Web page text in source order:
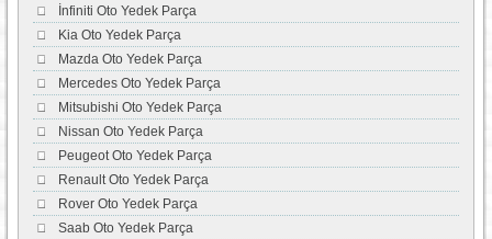
İnfiniti Oto Yedek Parça
Kia Oto Yedek Parça
Mazda Oto Yedek Parça
Mercedes Oto Yedek Parça
Mitsubishi Oto Yedek Parça
Nissan Oto Yedek Parça
Peugeot Oto Yedek Parça
Renault Oto Yedek Parça
Rover Oto Yedek Parça
Saab Oto Yedek Parça